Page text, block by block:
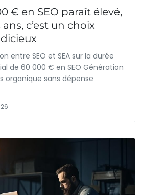
€ en SEO paraît élevé,
c’est un choix
entre SEO et SEA sur la durée
de 60 000 € en SEO Génération
organique sans dépense